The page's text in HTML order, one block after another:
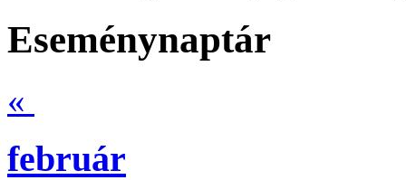
Eseménynaptár
«
február